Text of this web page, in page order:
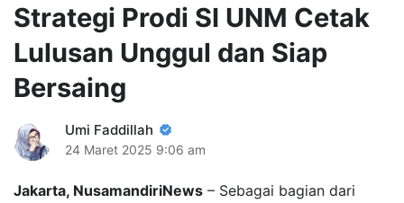
Strategi Prodi SI UNM Cetak
Lulusan Unggul dan Siap
Bersaing
Umi Faddillah
24 Maret 2025 9:06 am
Jakarta, NusamandiriNews – Sebagai bagian dari